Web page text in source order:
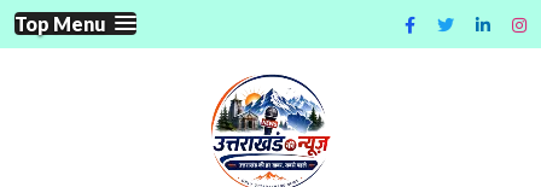
Skip
to
Top Menu